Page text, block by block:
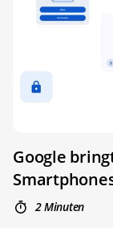
Google
2 Minuten